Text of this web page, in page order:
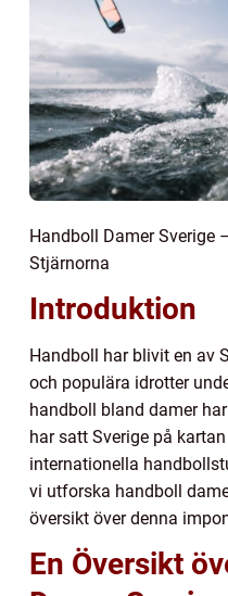
Handboll Damer Sverige
Stjärnorna
Introduktion
Handboll har blivit en av
och populära idrotter
handboll bland damer
har satt Sverige på
internationella
vi utforska handboll
översikt över denna
En Översikt